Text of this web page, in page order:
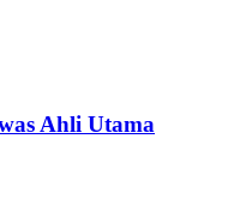
Ahli Utama